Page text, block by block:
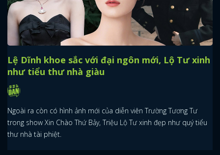
Lệ Dĩnh khoe sắc với đại ngôn mới, Lộ Tư xinh
như tiểu thư nhà giàu
Ngoài ra còn có hình ảnh mới của diễn viên Trường Tương Tư
trong show Xin Chào Thứ Bảy, Triệu Lộ Tư xinh đẹp như quý tiểu
thư nhà tài phiệt.